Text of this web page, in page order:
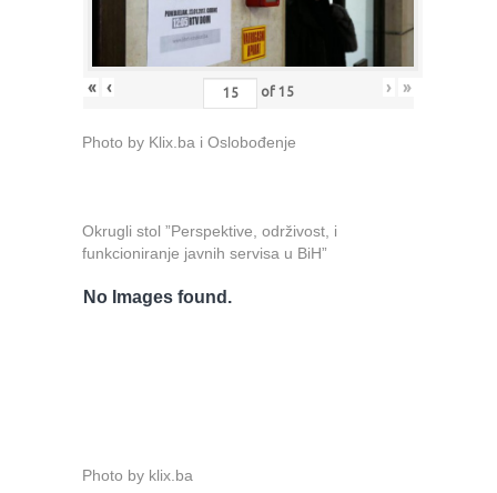
« ‹ of 15 › »
Photo by Klix.ba i Oslobođenje
Okrugli stol ”Perspektive, održivost, i
funkcioniranje javnih servisa u BiH”
No Images found.
Photo by klix.ba